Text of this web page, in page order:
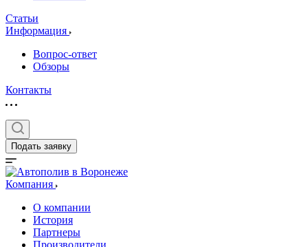
Статьи
Информация
Вопрос-ответ
Обзоры
Контакты
Подать заявку
Компания
О компании
История
Партнеры
Производители